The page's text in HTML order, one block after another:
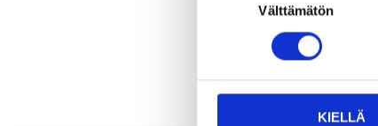
Välttämätön
KIELLÄ